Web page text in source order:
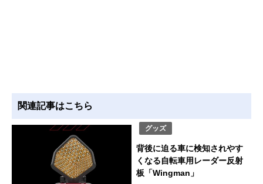
関連記事はこちら
グッズ
背後に迫る車に検知されやす
くなる自転車用レーダー反射
板「Wingman」